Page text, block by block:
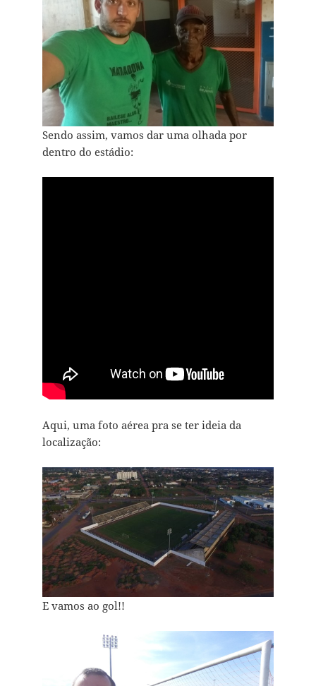
Sendo assim, vamos dar uma olhada por
dentro do estádio:
Aqui, uma foto aérea pra se ter ideia da
localização:
E vamos ao gol!!